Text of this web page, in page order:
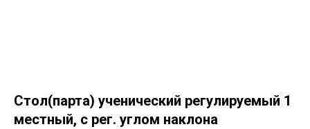
Стол(парта) ученический регулируемый 1
местный, с рег. углом наклона